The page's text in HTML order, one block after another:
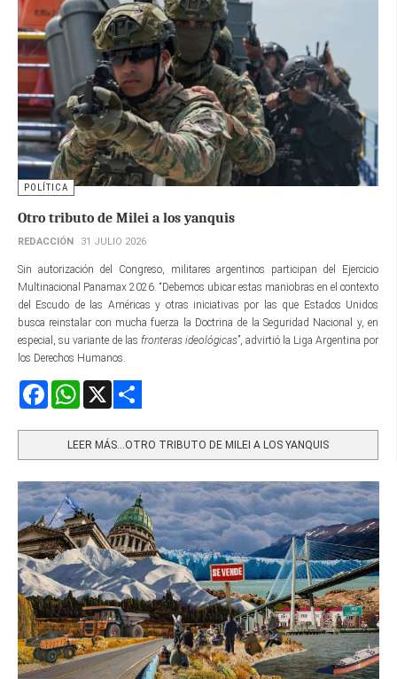
POLÍTICA
Otro tributo de Milei a los yanquis
REDACCIÓN 31 JULIO 2026
Sin autorización del Congreso, militares argentinos participan del Ejercicio
Multinacional Panamax 2026. “Debemos ubicar estas maniobras en el contexto
del Escudo de las Américas y otras iniciativas por las que Estados Unidos
busca reinstalar con mucha fuerza la Doctrina de la Seguridad Nacional y, en
especial, su variante de las fronteras ideológicas”, advirtió la Liga Argentina por
los Derechos Humanos.
FacebookWhatsApp
LEER MÁS…OTRO TRIBUTO DE MILEI A LOS YANQUIS